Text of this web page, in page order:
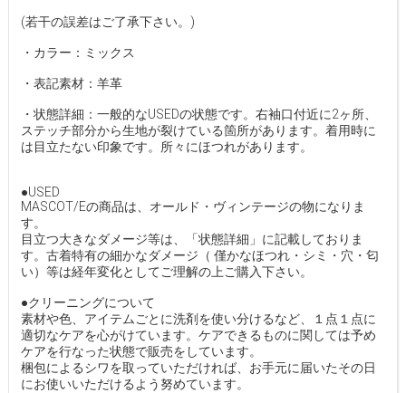
(若干の誤差はご了承下さい。)
・カラー：ミックス
・表記素材：羊革
・状態詳細：一般的なUSEDの状態です。右袖口付近に2ヶ所、
ステッチ部分から生地が裂けている箇所があります。着用時に
は目立たない印象です。所々にほつれがあります。
●USED
MASCOT/Eの商品は、オールド・ヴィンテージの物になりま
す。
目立つ大きなダメージ等は、「状態詳細」に記載しておりま
す。古着特有の細かなダメージ（ 僅かなほつれ・シミ・穴・匂
い）等は経年変化としてご理解の上ご購入下さい。
●クリーニングについて
素材や色、アイテムごとに洗剤を使い分けるなど、１点１点に
適切なケアを心がけています。ケアできるものに関しては予め
ケアを行なった状態で販売をしています。
梱包によるシワを取っていただければ、お手元に届いたその日
にお使いいただけるよう努めています。